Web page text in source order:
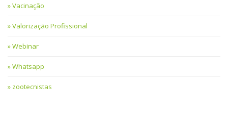
Vacinação
Valorização Profissional
Webinar
Whatsapp
zootecnistas